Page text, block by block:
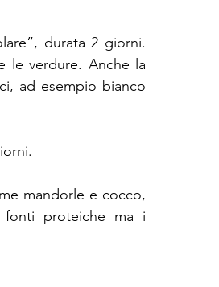
durata 2 giorni.
le verdure. Anche la
ad esempio bianco
mandorle e cocco,
fonti proteiche ma i